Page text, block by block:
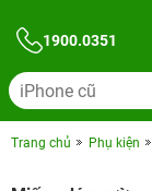
1900.0351
Trang chủ Phụ kiện